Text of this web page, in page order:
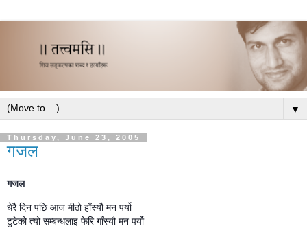
▼
Thursday, June 23, 2005
गजल
गजल
धेरै दिन पछि आज मीठो हाँस्यौ मन पर्यो
टुटेको त्यो सम्बन्धलाइ फेरि गाँस्यौ मन पर्यो